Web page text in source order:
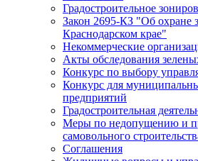
Градостроительное
Закон 2695-КЗ "Об охране
Краснодарском крае"
Некоммерческие
Акты обследования
Конкурс по выбору
Конкурс для
предприятий
Градостроительная
Меры по недопущению и
самовольного
Соглашения